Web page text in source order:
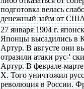
подготовка велась
денежный займ от США,
27 января 1904 г.
Японцы высадились в
Артур. В августе они
отразили атаки рус-'
Артур. В феврале-
X. Того уничтожил
революция в России.